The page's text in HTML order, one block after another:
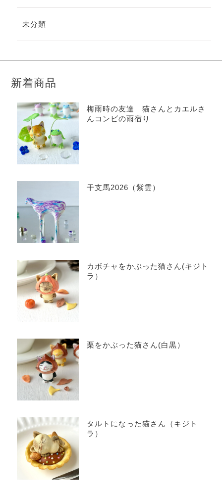
未分類
新着商品
梅雨時の友達 猫さんとカエルさ
んコンビの雨宿り
干支馬2026（紫雲）
カボチャをかぶった猫さん(キジト
ラ）
栗をかぶった猫さん(白黒）
タルトになった猫さん（キジト
ラ）